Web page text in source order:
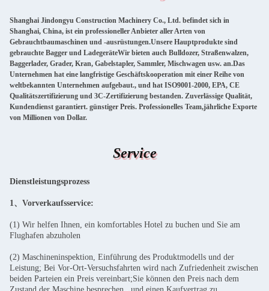
Shanghai Jindongyu Construction Machinery Co., Ltd. befindet sich in
Shanghai, China, ist ein professioneller Anbieter aller Arten von
Gebrauchtbaumaschinen und -ausrüstungen.Unsere Hauptprodukte sind
gebrauchte Bagger und LadegeräteWir bieten auch Bulldozer, Straßenwalzen,
Baggerlader, Grader, Kran, Gabelstapler, Sammler, Mischwagen usw. an.Das
Unternehmen hat eine langfristige Geschäftskooperation mit einer Reihe von
weltbekannten Unternehmen aufgebaut., und hat ISO9001-2000, EPA, CE
Qualitätszertifizierung und 3C-Zertifizierung bestanden. Zuverlässige Qualität,
Kundendienst garantiert. günstiger Preis. Professionelles Team,jährliche Exporte
von Millionen von Dollar.
Service
Dienstleistungsprozess
1、Vorverkaufsservice:
(1) Wir helfen Ihnen, ein komfortables Hotel zu buchen und Sie am
Flughafen abzuholen
(2) Maschineninspektion, Einführung des Produktmodells und der
Leistung; Bei Vor-Ort-Versuchsfahrten wird nach Zufriedenheit zwischen
beiden Parteien ein Preis vereinbart;Sie können den Preis nach dem